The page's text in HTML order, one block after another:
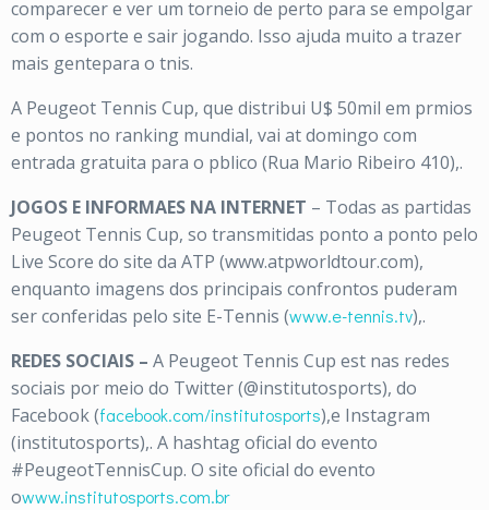
comparecer e ver um torneio de perto para se empolgar
com o esporte e sair jogando. Isso ajuda muito a trazer
mais gentepara o tnis.
A Peugeot Tennis Cup, que distribui U$ 50mil em prmios
e pontos no ranking mundial, vai at domingo com
entrada gratuita para o pblico (Rua Mario Ribeiro 410),.
JOGOS E INFORMAES NA INTERNET – Todas as partidas
Peugeot Tennis Cup, so transmitidas ponto a ponto pelo
Live Score do site da ATP (www.atpworldtour.com),
enquanto imagens dos principais confrontos puderam
ser conferidas pelo site E-Tennis (www.e-tennis.tv),.
REDES SOCIAIS – A Peugeot Tennis Cup est nas redes
sociais por meio do Twitter (@institutosports), do
Facebook (facebook.com/institutosports),e Instagram
(institutosports),. A hashtag oficial do evento
#PeugeotTennisCup. O site oficial do evento
owww.institutosports.com.br